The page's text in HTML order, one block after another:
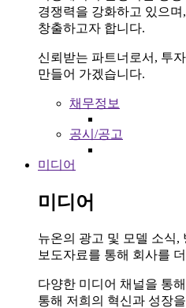
경쟁력을 강화하고 있으
창출하고자 합니다.
신뢰받는 파트너로서, 투
만들어 가겠습니다.
채무정보
공시/공고
미디어
미디어
뉴온의 광고 및 모델 소식,
보도자료를 통해 회사를
다양한 미디어 채널을 통
통해 저희의 혁신과 성장